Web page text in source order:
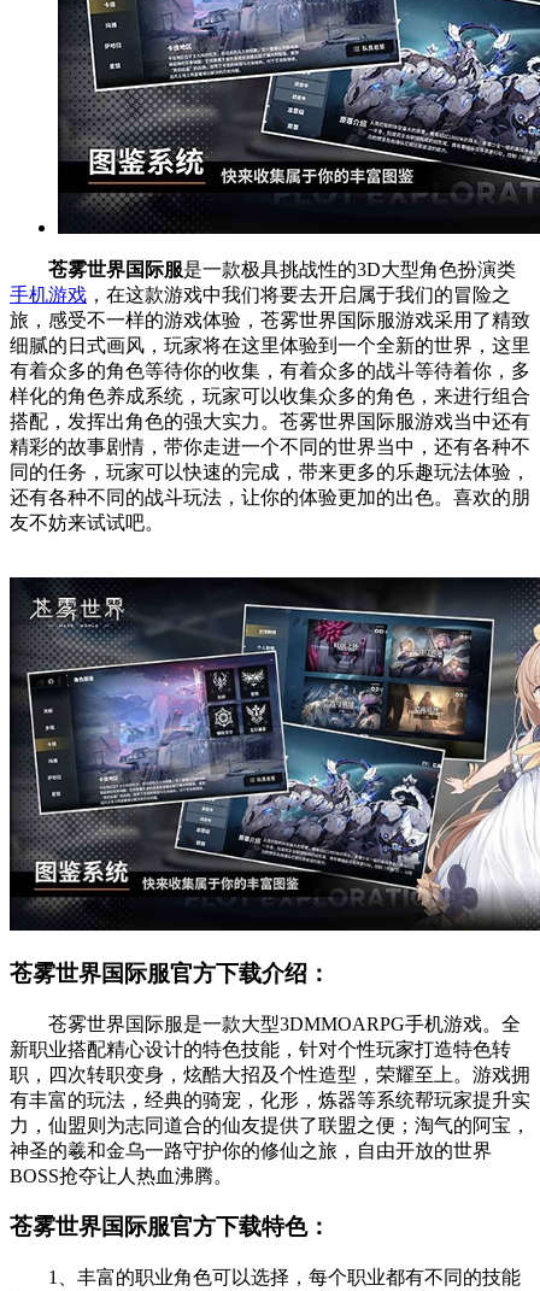
苍雾世界国际服是一款极具挑战性的3D大型角色扮演类
手机游戏 ，在这款游戏中我们将要去开启属于我们的冒险之
旅，感受不一样的游戏体验，苍雾世界国际服游戏采用了精致
细腻的日式画风，玩家将在这里体验到一个全新的世界，这里
有着众多的角色等待你的收集，有着众多的战斗等待着你，多
样化的角色养成系统，玩家可以收集众多的角色，来进行组合
搭配，发挥出角色的强大实力。苍雾世界国际服游戏当中还有
精彩的故事剧情，带你走进一个不同的世界当中，还有各种不
同的任务，玩家可以快速的完成，带来更多的乐趣玩法体验，
还有各种不同的战斗玩法，让你的体验更加的出色。喜欢的朋
友不妨来试试吧。
苍雾世界国际服官方下载介绍：
苍雾世界国际服是一款大型3DMMOARPG手机游戏。全
新职业搭配精心设计的特色技能，针对个性玩家打造特色转
职，四次转职变身，炫酷大招及个性造型，荣耀至上。游戏拥
有丰富的玩法，经典的骑宠，化形，炼器等系统帮玩家提升实
力，仙盟则为志同道合的仙友提供了联盟之便；淘气的阿宝，
神圣的羲和金乌一路守护你的修仙之旅，自由开放的世界
BOSS抢夺让人热血沸腾。
苍雾世界国际服官方下载特色：
1、丰富的职业角色可以选择，每个职业都有不同的技能